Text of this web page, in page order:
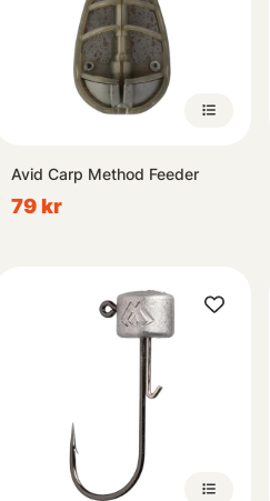
Avid Carp Method Feeder
79 kr